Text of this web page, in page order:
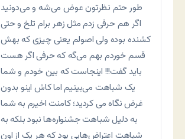
طور حتم نظرتون عوض می‌شه و می‌دونید
اگر هم حرفی زدم مثل زهر برام تلخ و حتی
کشنده بوده ولی اصولم یعنی چیزی که بهش
قسم خوردم بهم می‌گه که حرفی اگر هست
باید گفت!!! اینجاست که بین خودم و شما
یک شباهت می‌بینیم اما کاش اینو بدون
غرض نگاه می کردید؛ کامنت اخیرم به شما
به دلیل شباهت جشنواره‌ها نبود بلکه به
شباهت اعتراض‌هایی بود که هر یک از اون